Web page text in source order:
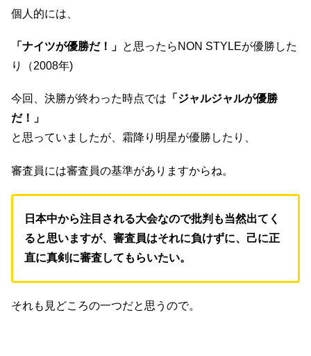
個人的には、
「ナイツが優勝だ！」 と思ったらNON STYLEが優勝した
り（2008年)
今回、決勝が終わった時点では 「ジャルジャルが優勝
だ！」
と思っていましたが、霜降り明星が優勝したり、
審査員には審査員の基準がありますからね。
日本中から注目される大会なので批判も当然出てく
ると思いますが、 審査員はそれに負けずに、 己に正
直に真剣に審査してもらいたい。
それも見どころの一つだと思うので。